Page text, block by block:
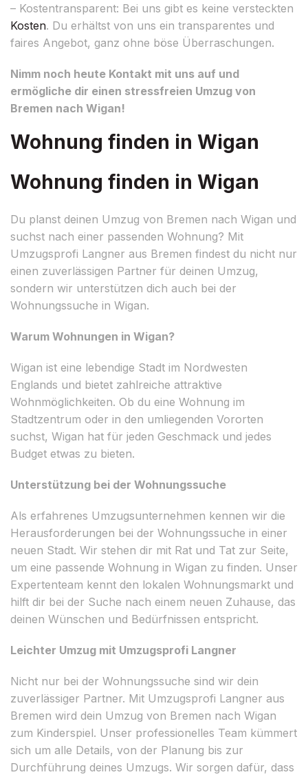
– Kostentransparent: Bei uns gibt es keine versteckten
Kosten. Du erhältst von uns ein transparentes und
faires Angebot, ganz ohne böse Überraschungen.
Nimm noch heute Kontakt mit uns auf und
ermögliche dir einen stressfreien Umzug von
Bremen nach Wigan!
Wohnung finden in Wigan
Wohnung finden in Wigan
Du planst deinen Umzug von Bremen nach Wigan und
suchst nach einer passenden Wohnung? Mit
Umzugsprofi Langner aus Bremen findest du nicht nur
einen zuverlässigen Partner für deinen Umzug,
sondern wir unterstützen dich auch bei der
Wohnungssuche in Wigan.
Warum Wohnungen in Wigan?
Wigan ist eine lebendige Stadt im Nordwesten
Englands und bietet zahlreiche attraktive
Wohnmöglichkeiten. Ob du eine Wohnung im
Stadtzentrum oder in den umliegenden Vororten
suchst, Wigan hat für jeden Geschmack und jedes
Budget etwas zu bieten.
Unterstützung bei der Wohnungssuche
Als erfahrenes Umzugsunternehmen kennen wir die
Herausforderungen bei der Wohnungssuche in einer
neuen Stadt. Wir stehen dir mit Rat und Tat zur Seite,
um eine passende Wohnung in Wigan zu finden. Unser
Expertenteam kennt den lokalen Wohnungsmarkt und
hilft dir bei der Suche nach einem neuen Zuhause, das
deinen Wünschen und Bedürfnissen entspricht.
Leichter Umzug mit Umzugsprofi Langner
Nicht nur bei der Wohnungssuche sind wir dein
zuverlässiger Partner. Mit Umzugsprofi Langner aus
Bremen wird dein Umzug von Bremen nach Wigan
zum Kinderspiel. Unser professionelles Team kümmert
sich um alle Details, von der Planung bis zur
Durchführung deines Umzugs. Wir sorgen dafür, dass